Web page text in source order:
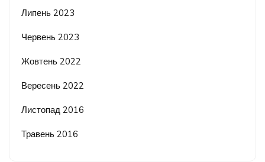
Липень 2023
Червень 2023
Жовтень 2022
Вересень 2022
Листопад 2016
Травень 2016